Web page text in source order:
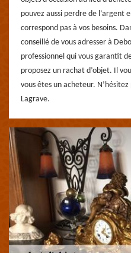
pouvez aussi perdre de l’argent
correspond pas à vos besoins.
conseillé de vous adresser à
professionnel qui vous garantit
proposez un rachat d’objet. Il
vous êtes un acheteur.
Lagrave.